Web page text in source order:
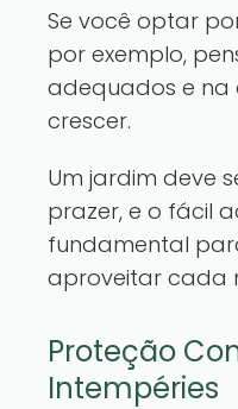
Se você optar
por exemplo,
adequados e na
crescer.
Um jardim deve
prazer, e o fácil
fundamental
aproveitar cada
Proteção
Intempéries